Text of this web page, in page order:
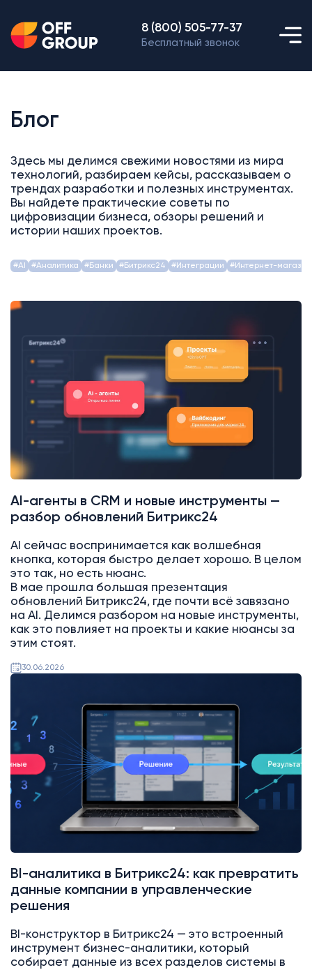
8 (800) 505-77-37
Бесплатный звонок
Блог
Здесь мы делимся свежими новостями из мира
технологий, разбираем кейсы, рассказываем о
трендах разработки и полезных инструментах.
Вы найдете практические советы по
цифровизации бизнеса, обзоры решений и
истории наших проектов.
#AI #Аналитика #Банки #Битрикс24 #Интеграции #Интернет-
AI-агенты в CRM и новые инструменты —
разбор обновлений Битрикс24
AI сейчас воспринимается как волшебная
кнопка, которая быстро делает хорошо. В целом
это так, но есть нюанс.
В мае прошла большая презентация
обновлений Битрикс24, где почти всё завязано
на AI. Делимся разбором на новые инструменты,
как это повлияет на проекты и какие нюансы за
этим стоят.
30.06.2026
BI-аналитика в Битрикс24: как превратить
данные компании в управленческие
решения
BI-конструктор в Битрикс24 — это встроенный
инструмент бизнес-аналитики, который
собирает данные из всех разделов системы в